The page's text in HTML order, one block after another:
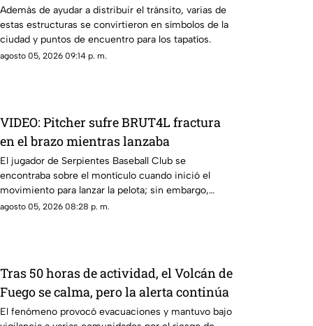
Esta es la razón
Además de ayudar a distribuir el tránsito, varias de
estas estructuras se convirtieron en símbolos de la
ciudad y puntos de encuentro para los tapatíos.
agosto 05, 2026 09:14 p. m.
VIDEO: Pitcher sufre BRUT4L fractura
en el brazo mientras lanzaba
El jugador de Serpientes Baseball Club se
encontraba sobre el montículo cuando inició el
movimiento para lanzar la pelota; sin embargo,
segundos después ocurrió algo inesperado.
agosto 05, 2026 08:28 p. m.
Tras 50 horas de actividad, el Volcán de
Fuego se calma, pero la alerta continúa
El fenómeno provocó evacuaciones y mantuvo bajo